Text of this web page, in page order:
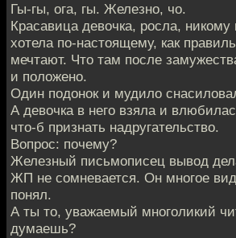
Гы-гы, ога, гы. Железно, чо.
Красавица девочка, росла,
хотела по-настоящему, как
мечтают. Что там после
и положено.
Один подонок и мудило
А девочка в него взяла и
что-б признать надругательство.
Вопрос: почему?
Железный письмописец вывод
ЖП не сомневается. Он многое
понял.
А ты то, уважаемый многоликий
думаешь?